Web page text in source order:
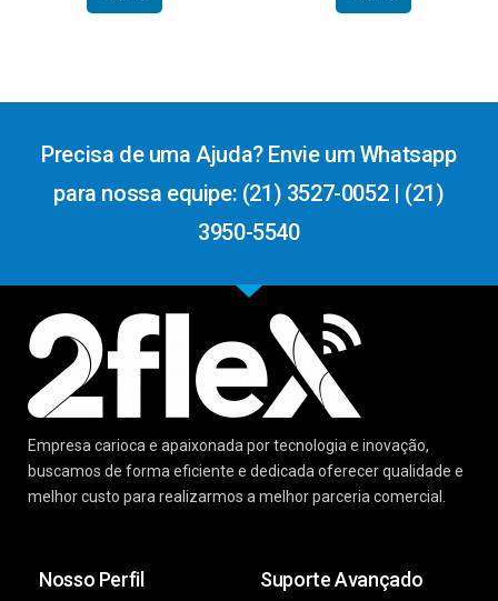
Precisa de uma Ajuda? Envie um Whatsapp
para nossa equipe: (21) 3527-0052 | (21)
3950-5540
Empresa carioca e apaixonada por tecnologia e inovação,
buscamos de forma eficiente e dedicada oferecer qualidade e
melhor custo para realizarmos a melhor parceria comercial.
Nosso Perfil Suporte Avançado